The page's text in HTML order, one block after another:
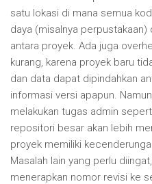
satu lokasi di mana semua
daya (misalnya
antara proyek. Ada juga
kurang, karena proyek baru
dan data dapat dipindahkan
informasi versi apapun.
melakukan tugas admin
repositori besar akan lebih
proyek memiliki
Masalah lain yang perlu
menerapkan nomor revisi ke